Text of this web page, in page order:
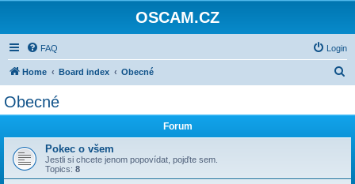
OSCAM.CZ
FAQ Login
Home Board index Obecné
Obecné
Forum
Pokec o všem
Jestli si chcete jenom popovídat, pojďte sem.
Topics: 8